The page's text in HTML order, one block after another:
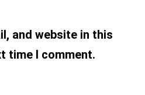
and website in this
time I comment.